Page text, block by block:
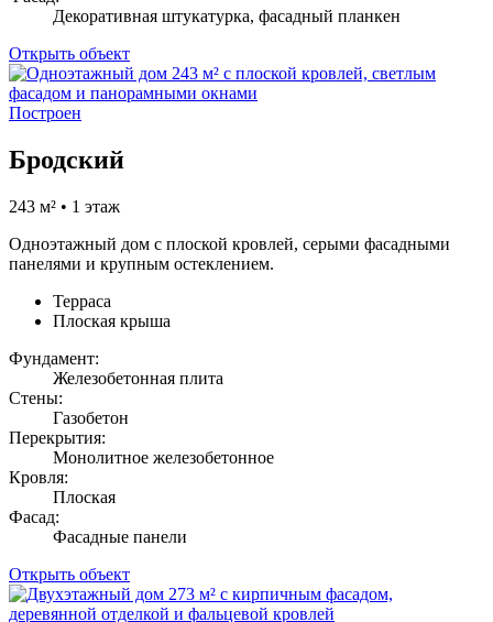
Декоративная штукатурка, фасадный планкен
Открыть объект
Построен
Бродский
243 м² • 1 этаж
Одноэтажный дом с плоской кровлей, серыми фасадными
панелями и крупным остеклением.
Терраса
Плоская крыша
Фундамент:
Железобетонная плита
Стены:
Газобетон
Перекрытия:
Монолитное железобетонное
Кровля:
Плоская
Фасад:
Фасадные панели
Открыть объект